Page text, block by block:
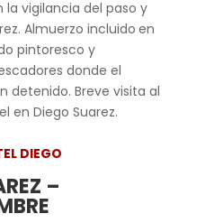
vigilancia del paso y
Almuerzo incluido en
pintoresco y
donde el
detenido. Breve visita al
en Diego Suarez.
DIEGO
–